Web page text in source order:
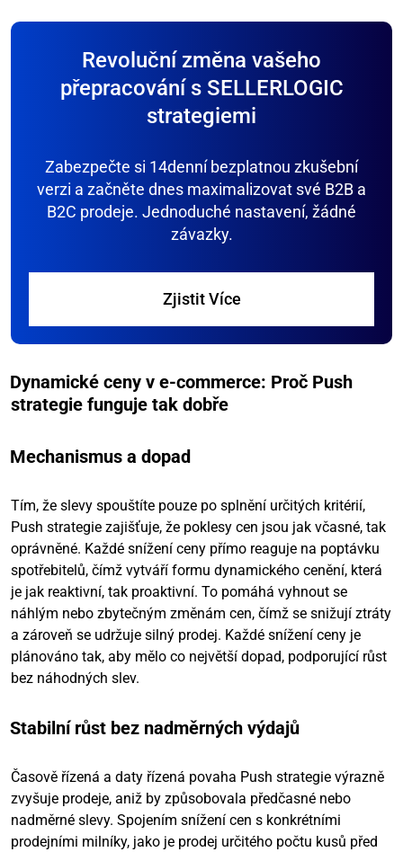
Revoluční změna vašeho
přepracování s SELLERLOGIC
strategiemi
Zabezpečte si 14denní bezplatnou zkušební
verzi a začněte dnes maximalizovat své B2B a
B2C prodeje. Jednoduché nastavení, žádné
závazky.
Zjistit Více
Dynamické ceny v e-commerce: Proč Push
strategie funguje tak dobře
Mechanismus a dopad
Tím, že slevy spouštíte pouze po splnění určitých kritérií,
Push strategie zajišťuje, že poklesy cen jsou jak včasné, tak
oprávněné. Každé snížení ceny přímo reaguje na poptávku
spotřebitelů, čímž vytváří formu dynamického cenění, která
je jak reaktivní, tak proaktivní. To pomáhá vyhnout se
náhlým nebo zbytečným změnám cen, čímž se snižují ztráty
a zároveň se udržuje silný prodej. Každé snížení ceny je
plánováno tak, aby mělo co největší dopad, podporující růst
bez náhodných slev.
Stabilní růst bez nadměrných výdajů
Časově řízená a daty řízená povaha Push strategie výrazně
zvyšuje prodeje, aniž by způsobovala předčasné nebo
nadměrné slevy. Spojením snížení cen s konkrétními
prodejními milníky, jako je prodej určitého počtu kusů před